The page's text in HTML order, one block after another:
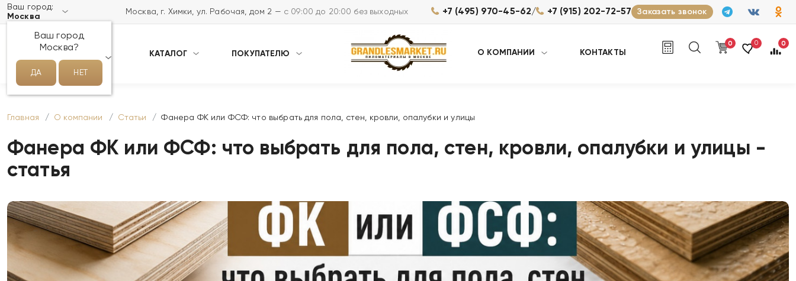
Ваш город:
Москва
Ваш город
Москва?
ДА НЕТ
Москва, г. Химки, ул. Рабочая, дом 2 — с 09:00 до 20:00 без выходных +7 (495) 970-45-62/ +7 (915) 202-72-57 Заказать звонок
КАТАЛОГ ПОКУПАТЕЛЮ О КОМПАНИИ КОНТАКТЫ
0 0 0
Главная О компании Статьи Фанера ФК или ФСФ: что выбрать для пола, стен, кровли, опалубки и улицы
Фанера ФК или ФСФ: что выбрать для пола, стен, кровли, опалубки и улицы -
статья